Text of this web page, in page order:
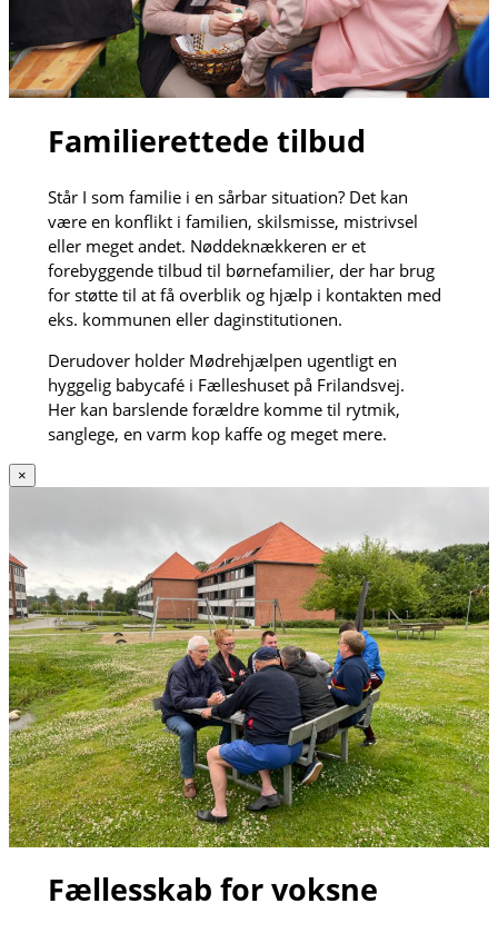
Familierettede tilbud
Står I som familie i en sårbar situation? Det kan
være en konflikt i familien, skilsmisse, mistrivsel
eller meget andet. Nøddeknækkeren er et
forebyggende tilbud til børnefamilier, der har brug
for støtte til at få overblik og hjælp i kontakten med
eks. kommunen eller daginstitutionen.
Derudover holder Mødrehjælpen ugentligt en
hyggelig babycafé i Fælleshuset på Frilandsvej.
Her kan barslende forældre komme til rytmik,
sanglege, en varm kop kaffe og meget mere.
×
Fællesskab for voksne